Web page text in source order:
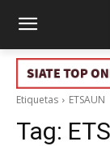
Etiquetas ETSAUN
Tag: